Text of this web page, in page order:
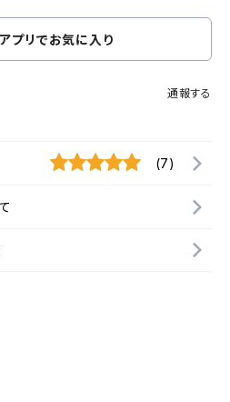
プリでお気に入り
通報する
(7)